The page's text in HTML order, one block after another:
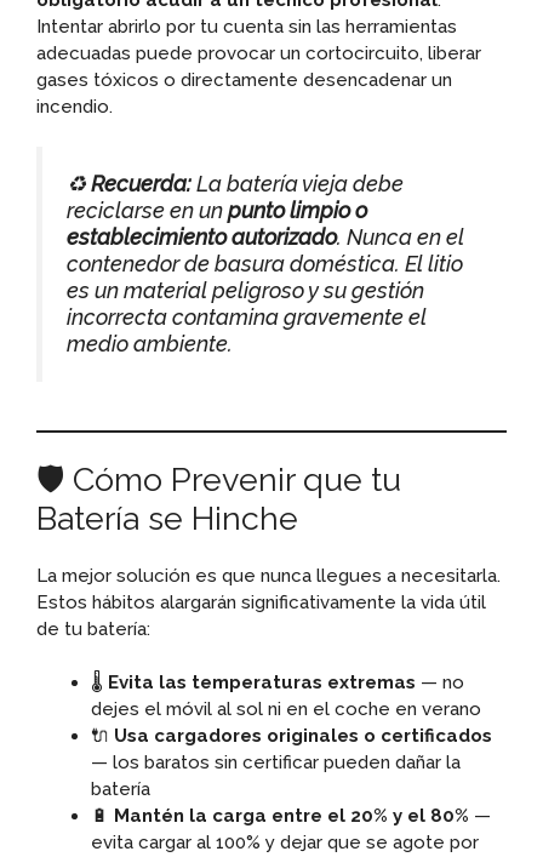
Intentar abrirlo por tu cuenta sin las herramientas
adecuadas puede provocar un cortocircuito, liberar
gases tóxicos o directamente desencadenar un
incendio.
♻️Recuerda:La batería vieja debe
reciclarse en unpunto limpio o
establecimiento autorizado. Nunca en el
contenedor de basura doméstica. El litio
es un material peligroso y su gestión
incorrecta contamina gravemente el
medio ambiente.
🛡️ Cómo Prevenir que tu
Batería se Hinche
La mejor solución es que nunca llegues a necesitarla.
Estos hábitos alargarán significativamente la vida útil
de tu batería:
🌡️ Evita las temperaturas extremas — no
dejes el móvil al sol ni en el coche en verano
🔌 Usa cargadores originales o certificados
— los baratos sin certificar pueden dañar la
batería
🔋
Mantén la carga entre el 20% y el 80% —
evita cargar al 100% y dejar que se agote por